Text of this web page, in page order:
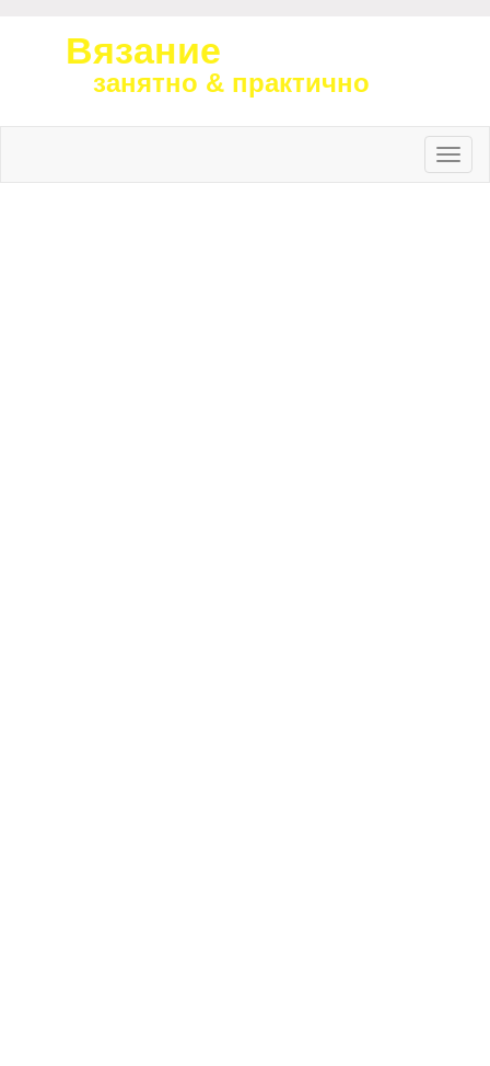
Вязание
занятно & практично
Toggle